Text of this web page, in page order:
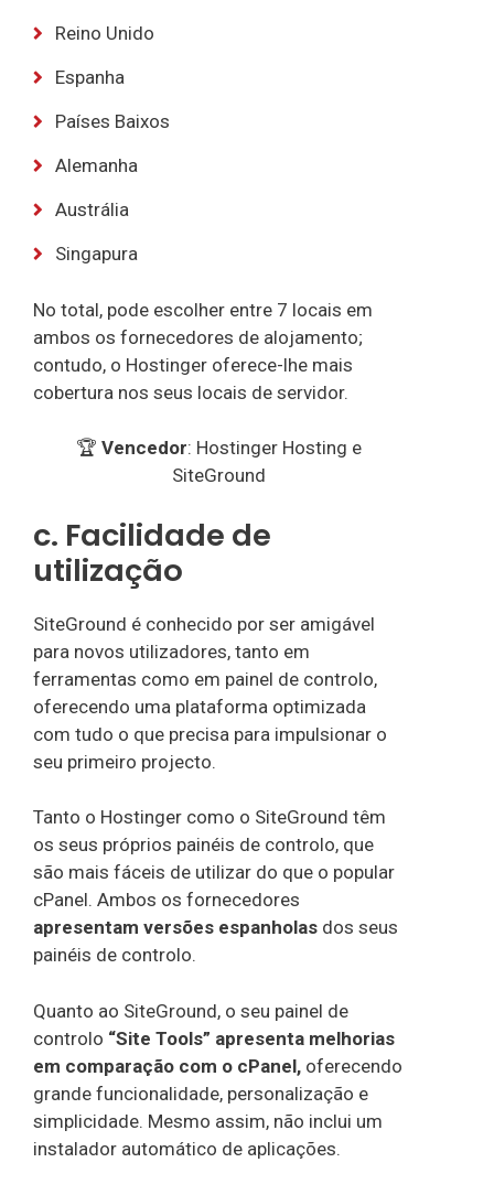
Reino Unido
Espanha
Países Baixos
Alemanha
Austrália
Singapura
No total, pode escolher entre 7 locais em
ambos os fornecedores de alojamento;
contudo, o Hostinger oferece-lhe mais
cobertura nos seus locais de servidor.
🏆Vencedor: Hostinger Hosting e
SiteGround
c. Facilidade de
utilização
SiteGround é conhecido por ser amigável
para novos utilizadores, tanto em
ferramentas como em painel de controlo,
oferecendo uma plataforma optimizada
com tudo o que precisa para impulsionar o
seu primeiro projecto.
Tanto o Hostinger como o SiteGround têm
os seus próprios painéis de controlo, que
são mais fáceis de utilizar do que o popular
cPanel. Ambos os fornecedores
apresentam versões espanholas dos seus
painéis de controlo.
Quanto ao SiteGround, o seu painel de
controlo “Site Tools” apresenta melhorias
em comparação com o cPanel, oferecendo
grande funcionalidade, personalização e
simplicidade. Mesmo assim, não inclui um
instalador automático de aplicações.